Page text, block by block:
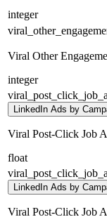
integer
Viral Other
integer
LinkedIn Ads by
Viral Post-Click Job
float
LinkedIn Ads by
Viral Post-Click Job